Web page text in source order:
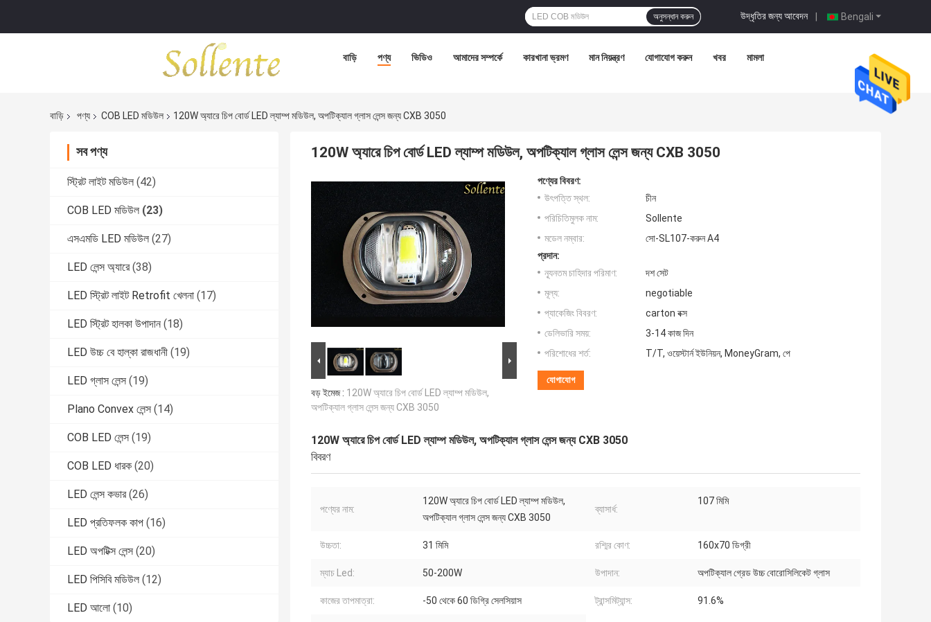
Bengali
উদ্ধৃতির জন্য আবেদন |
অনুসন্ধান করুন
বাড়ি পণ্য ভিডিও আমাদের সম্পর্কে কারখানা ভ্রমণ মান নিয়ন্ত্রণ যোগাযোগ করুন খবর মামলা
বাড়ি পণ্য COB LED মডিউল 120W অ্যারে চিপ বোর্ড LED ল্যাম্প মডিউল, অপটিক্যাল গ্লাস লেন্স জন্য CXB 3050
সব পণ্য
স্ট্রিট লাইট মডিউল (42)
COB LED মডিউল (23)
এসএমডি LED মডিউল (27)
LED লেন্স অ্যারে (38)
LED স্ট্রিট লাইট Retrofit খেলনা (17)
LED স্ট্রিট হালকা উপাদান (18)
LED উচ্চ বে হাল্কা রাজধানী (19)
LED গ্লাস লেন্স (19)
Plano Convex লেন্স (14)
COB LED লেন্স (19)
COB LED ধারক (20)
LED লেন্স কভার (26)
LED প্রতিফলক কাপ (16)
LED অপটিক্স লেন্স (20)
LED পিসিবি মডিউল (12)
LED আলো (10)
120W অ্যারে চিপ বোর্ড LED ল্যাম্প মডিউল, অপটিক্যাল গ্লাস লেন্স জন্য CXB 3050
বড় ইমেজ : 120W অ্যারে চিপ বোর্ড LED ল্যাম্প মডিউল,
অপটিক্যাল গ্লাস লেন্স জন্য CXB 3050
পণ্যের বিবরণ:
উৎপত্তি স্থল:
চীন
পরিচিতিমুলক নাম:
Sollente
মডেল নম্বার:
সো-SL107-করুন A4
প্রদান:
ন্যূনতম চাহিদার পরিমাণ:
দশ সেট
মূল্য:
negotiable
প্যাকেজিং বিবরণ:
carton বক্স
ডেলিভারি সময়:
3-14 কাজ দিন
পরিশোধের শর্ত:
T/T, ওয়েস্টার্ন ইউনিয়ন, MoneyGram, পে
যোগাযোগ
120W অ্যারে চিপ বোর্ড LED ল্যাম্প মডিউল, অপটিক্যাল গ্লাস লেন্স জন্য CXB 3050
বিবরণ
পণ্যের নাম:
120W অ্যারে চিপ বোর্ড LED ল্যাম্প মডিউল,
অপটিক্যাল গ্লাস লেন্স জন্য CXB 3050
ব্যাসার্ধ:
107 মিমি
উচ্চতা: 31 মিমি রশ্মির কোণ: 160x70 ডিগ্রী
ম্যাচ Led: 50-200W উপাদান: অপটিক্যাল গ্রেড উচ্চ বোরোসিলিকেট গ্লাস
কাজের তাপমাত্রা: -50 থেকে 60 ডিগ্রি সেলসিয়াস ট্রান্সমিট্যান্স: 91.6%